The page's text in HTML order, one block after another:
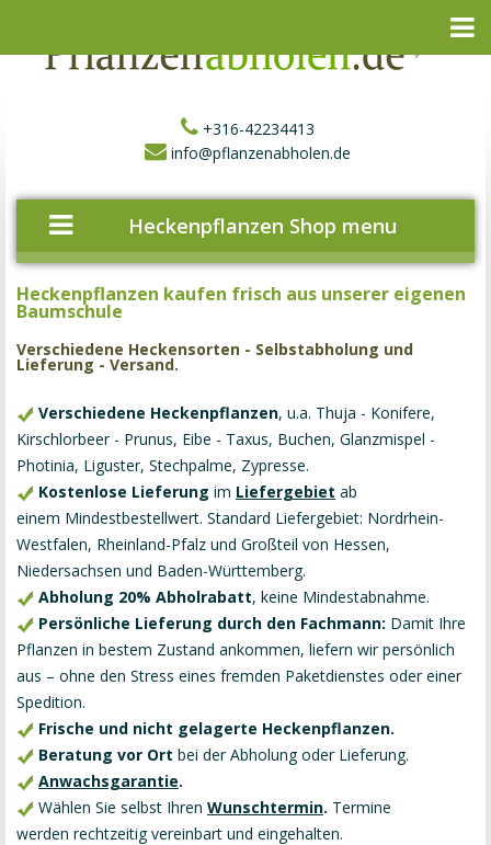
+316-42234413
info@pflanzenabholen.de
Heckenpflanzen Shop menu
Heckenpflanzen kaufen frisch aus unserer eigenen
Baumschule
Verschiedene Heckensorten - Selbstabholung und
Lieferung - Versand.
Verschiedene Heckenpflanzen, u.a. Thuja - Konifere,
Kirschlorbeer - Prunus, Eibe - Taxus, Buchen, Glanzmispel -
Photinia, Liguster, Stechpalme, Zypresse.
Kostenlose Lieferung im Liefergebiet ab
einem Mindestbestellwert. Standard Liefergebiet: Nordrhein-
Westfalen, Rheinland-Pfalz und Großteil von Hessen,
Niedersachsen und Baden-Württemberg.
Abholung 20% Abholrabatt, keine Mindestabnahme.
Persönliche Lieferung durch den Fachmann: Damit Ihre
Pflanzen in bestem Zustand ankommen, liefern wir persönlich
aus – ohne den Stress eines fremden Paketdienstes oder einer
Spedition.
Frische und nicht gelagerte Heckenpflanzen.
Beratung vor Ort bei der Abholung oder Lieferung.
Anwachsgarantie.
Wählen Sie selbst Ihren Wunschtermin. Termine
werden rechtzeitig vereinbart und eingehalten.